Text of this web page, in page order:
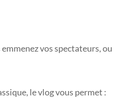
emmenez vos spectateurs, ou
le vlog vous permet :